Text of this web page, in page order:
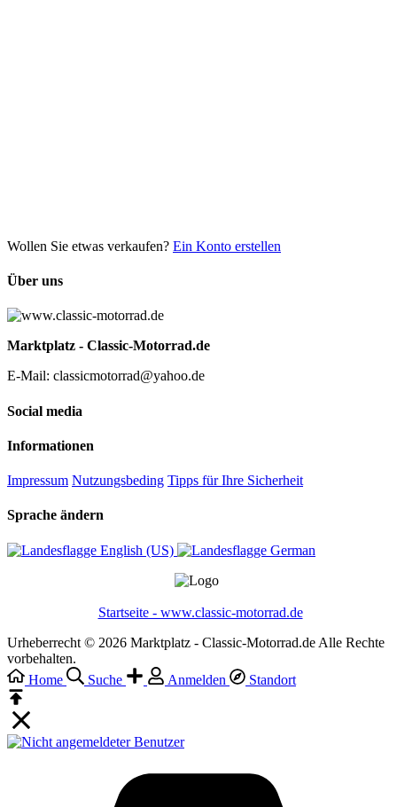
Wollen Sie etwas verkaufen? Ein Konto erstellen
Über uns
Marktplatz - Classic-Motorrad.de
E-Mail: classicmotorrad@yahoo.de
Social media
Informationen
Impressum Nutzungsbeding Tipps für Ihre Sicherheit
Sprache ändern
English (US)‎ German‎
Startseite - www.classic-motorrad.de
Urheberrecht © 2026 Marktplatz - Classic-Motorrad.de Alle Rechte
vorbehalten.
Home
Suche Anmelden Standort